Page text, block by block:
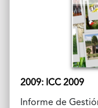
2009: ICC 2009
Informe de